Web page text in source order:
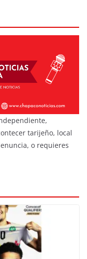
tarijeño, local
o requieres